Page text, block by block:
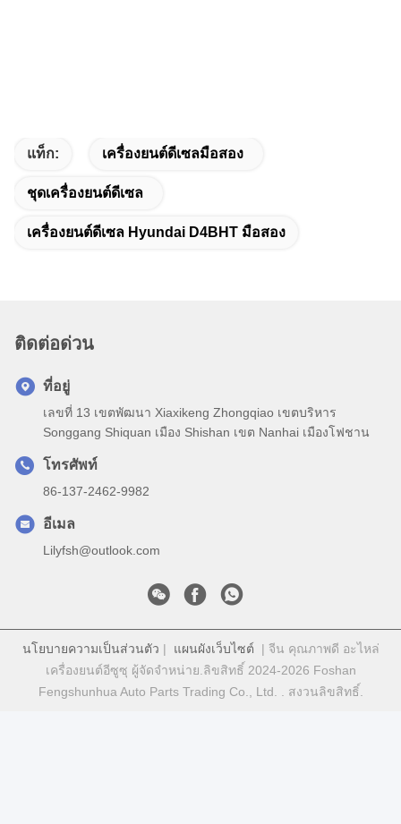
แท็ก: เครื่องยนต์ดีเซลมือสอง
ชุดเครื่องยนต์ดีเซล
เครื่องยนต์ดีเซล Hyundai D4BHT มือสอง
ติดต่อด่วน
ที่อยู่
เลขที่ 13 เขตพัฒนา Xiaxikeng Zhongqiao เขตบริหาร
Songgang Shiquan เมือง Shishan เขต Nanhai เมืองโฟชาน
โทรศัพท์
86-137-2462-9982
อีเมล
Lilyfsh@outlook.com
นโยบายความเป็นส่วนตัว | แผนผังเว็บไซต์ | จีน คุณภาพดี อะไหล่
เครื่องยนต์อีซูซุ ผู้จัดจําหน่าย.ลิขสิทธิ์ 2024-2026 Foshan
Fengshunhua Auto Parts Trading Co., Ltd. . สงวนลิขสิทธิ์.